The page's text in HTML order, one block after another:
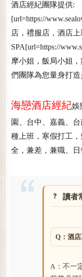
酒店經紀團隊提供:
[url=https://
店，禮服店，酒店上
SPA[url=https://
摩小姐，飯局小姐
們團隊為您量身打
海戀酒店經紀娛
園、台中、嘉義、
種上班，寒假打工
全，兼差，兼職、日
讀者
Q：酒
A：不一